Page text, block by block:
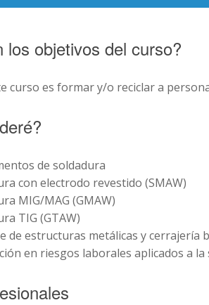
los objetivos del curso?
curso es formar y/o reciclar a
de soldadura
con electrodo revestido (SMAW)
MIG/MAG (GMAW)
TIG (GTAW)
de estructuras metálicas y cerrajería
en riesgos laborales aplicados a la